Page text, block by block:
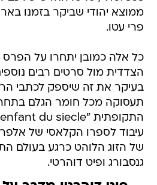
ממוצא יהודי שביקר בזמנו
פרי עטו.
כל אלה כמובן יתחרו על
הצדדית מול סרטים רבים
בעיקר את זה שיספק לכתבי
תעסוקה מכל חומר הגלם
עיבוד לספרו הקלאסי של
של הזוג הלוהט כרגע בעולם
גנסבורג ופיט דוהרטי.